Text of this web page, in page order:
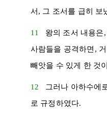
서, 그 조서를 급히 보
11 왕의 조서 내용은
사람들을 공격하면,
빼앗을 수 있게 한 것
12 그러나 아하수에
로 규정하였다.